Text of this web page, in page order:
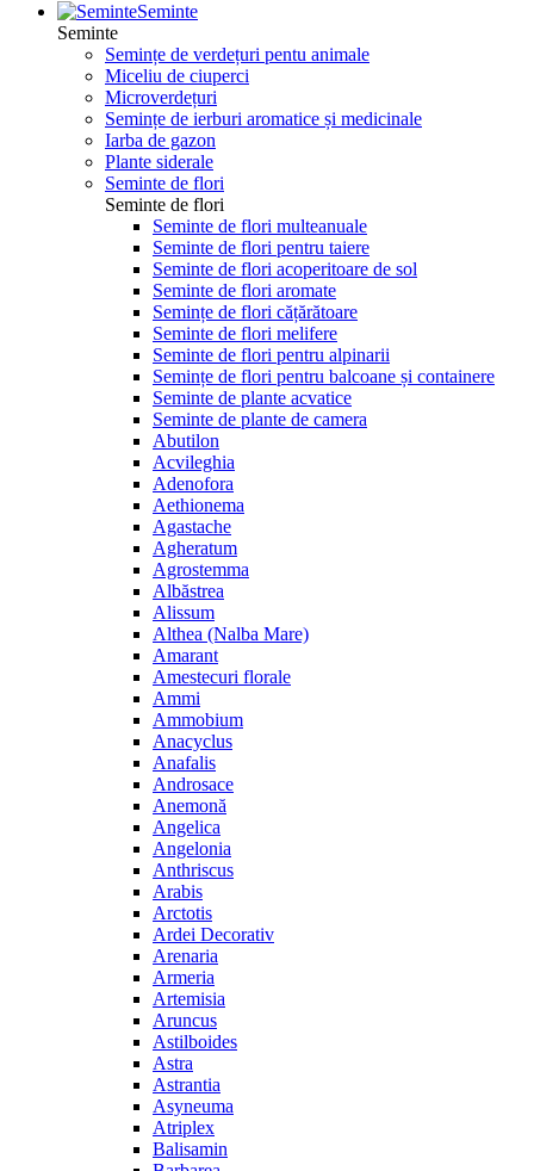
Seminte
Seminte
Semințe de verdețuri pentu animale
Miceliu de ciuperci
Microverdețuri
Semințe de ierburi aromatice și medicinale
Iarba de gazon
Plante siderale
Seminte de flori
Seminte de flori
Seminte de flori multeanuale
Seminte de flori pentru taiere
Seminte de flori acoperitoare de sol
Seminte de flori aromate
Semințe de flori cățărătoare
Seminte de flori melifere
Seminte de flori pentru alpinarii
Semințe de flori pentru balcoane și containere
Seminte de plante acvatice
Seminte de plante de camera
Abutilon
Acvileghia
Adenofora
Aethionema
Agastache
Agheratum
Agrostemma
Albăstrea
Alissum
Althea (Nalba Mare)
Amarant
Amestecuri florale
Ammi
Ammobium
Anacyclus
Anafalis
Androsace
Anemonă
Angelica
Angelonia
Anthriscus
Arabis
Arctotis
Ardei Decorativ
Arenaria
Armeria
Artemisia
Aruncus
Astilboides
Astra
Astrantia
Asyneuma
Atriplex
Balisamin